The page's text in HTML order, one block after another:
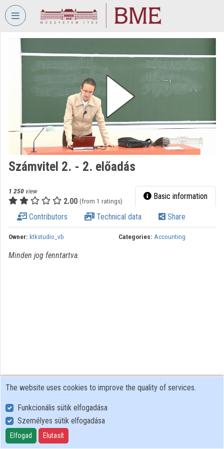
Skip header Skip menu
UNIVERSITY
ECONOMICS
Organization home
Log In
Organization discovery
Categories
Organization playlists
Organizations
Számvitel 2. - 2. előadás
1 250 view
2.00 (from 1 ratings) Basic information
Contributors Technical data Share
Owner: ktkstudio_vb Categories: Accounting
Minden jog fenntartva.
User Policy
Adatkezelési tájékoztató (en)
Cookie Policy
The website uses cookies to improve the quality of services.
Funkcionális sütik elfogadása
Személyes sütik elfogadása
Elfogad Elutasít